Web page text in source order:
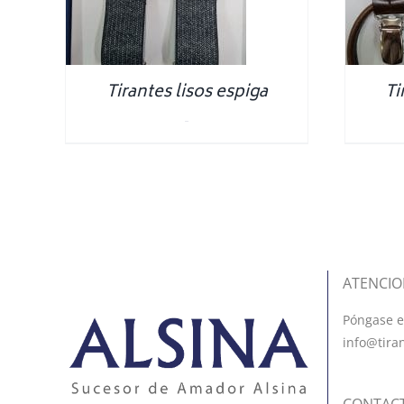
Tirantes lisos espiga
Póngase